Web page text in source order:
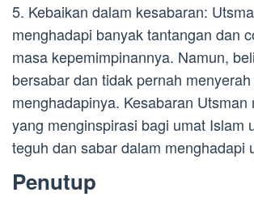
5. Kebaikan dalam kesabaran:
menghadapi banyak tantangan dan
masa kepemimpinannya. Namun,
bersabar dan tidak pernah
menghadapinya. Kesabaran Utsman
yang menginspirasi bagi umat Islam
teguh dan sabar dalam menghadapi
Penutup